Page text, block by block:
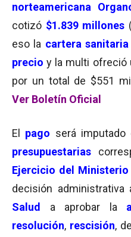
norteamericana
cotizó $1.839 millones
eso la cartera sanitaria
precio y la multi ofreció
por un total de $551
Ver Boletín Oficial
El pago será imputado
presupuestarias
Ejercicio del Ministerio
decisión administrativa
Salud
a aprobar la
resolución, rescisión,